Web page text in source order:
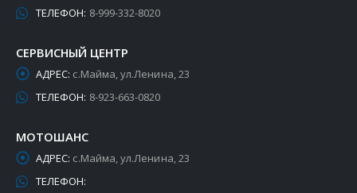
ТЕЛЕФОН: 8-999-332-8020
СЕРВИСНЫЙ ЦЕНТР
АДРЕС: с.Майма, ул.Ленина, 23
ТЕЛЕФОН: 8-923-663-0820
МОТОШАНС
АДРЕС: с.Майма, ул.Ленина, 23
ТЕЛЕФОН: